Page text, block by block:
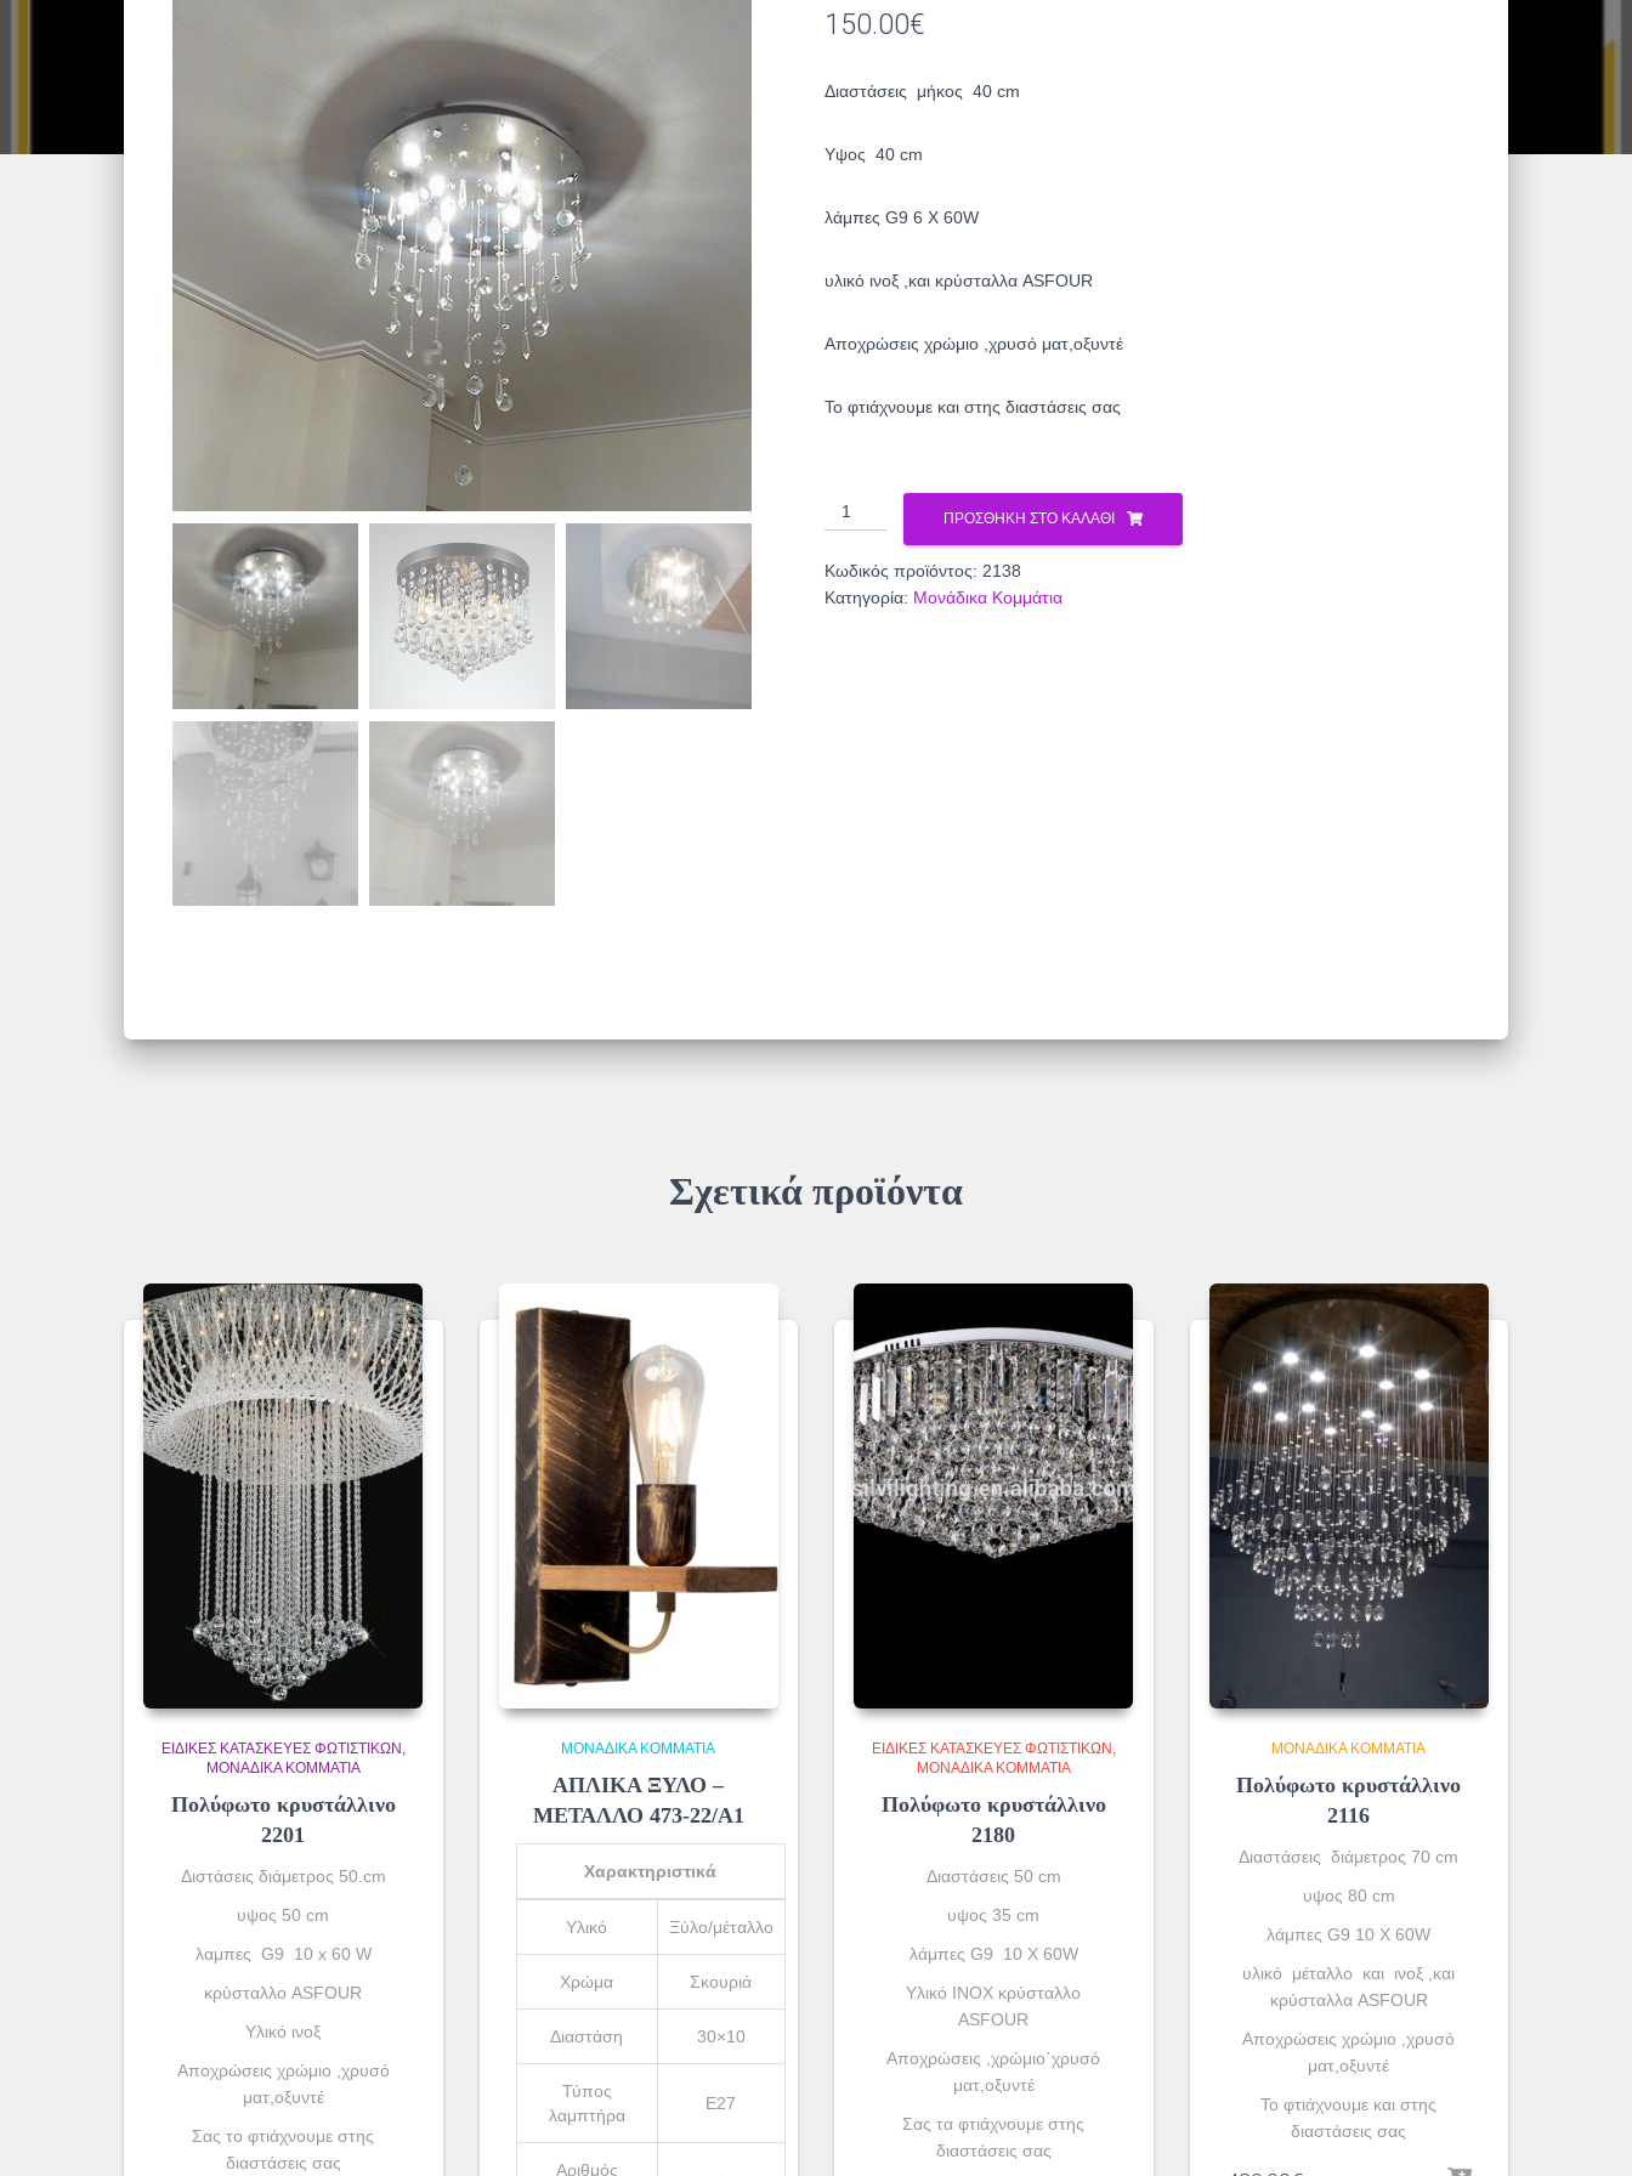
150.00€
Διαστάσεις μήκος 40 cm
Υψος 40 cm
λάμπες G9 6 X 60W
υλικό ινοξ ,και κρύσταλλα ASFOUR
Aποχρώσεις χρώμιο ,χρυσό ματ,οξυντέ
To φτιάχνουμε και στης διαστάσεις σας
Πολύφωτο
2138
ΠΡΟΣΘΉΚΗ ΣΤΟ ΚΑΛΆΘΙ
Κωδικός προϊόντος: 2138
Κατηγορία: Μονάδικα Κομμάτια
Σχετικά προϊόντα
ΕΙΔΙΚΈΣ ΚΑΤΑΣΚΕΥΈΣ ΦΩΤΙΣΤΙΚΏΝ
ΜΟΝΆΔΙΚΑ ΚΟΜΜΆΤΙΑ
Πολύφωτο κρυστάλλινο
2201
Διστάσεις διάμετρος 50.cm
υψος 50 cm
λαμπες G9 10 x 60 W
κρύσταλλο ASFOUR
Yλικό ινοξ
Αποχρώσεις χρώμιο ,χρυσό
ματ,οξυντέ
Σας το φτιάχνουμε στης
διαστάσεις σας
ΜΟΝΆΔΙΚΑ ΚΟΜΜΆΤΙΑ
ΑΠΛΙΚΑ ΞΥΛΟ –
ΜΕΤΑΛΛΟ 473-22/Α1
Χαρακτηριστικά
Υλικό Ξύλο/μέταλλο
Χρώμα Σκουριά
Διαστάση 30×10
Τύπος
λαμπτήρα
Ε27
Αριθμός
ΕΙΔΙΚΈΣ ΚΑΤΑΣΚΕΥΈΣ ΦΩΤΙΣΤΙΚΏΝ
ΜΟΝΆΔΙΚΑ ΚΟΜΜΆΤΙΑ
Πολύφωτο κρυστάλλινο
2180
Διαστάσεις 50 cm
υψος 35 cm
λάμπες G9 10 X 60W
Υλικό INOX κρύσταλλο
ASFOUR
Αποχρώσεις ,χρώμιο΄χρυσό
ματ,οξυντέ
Σας τα φτιάχνουμε στης
διαστάσεις σας
ΜΟΝΆΔΙΚΑ ΚΟΜΜΆΤΙΑ
Πολύφωτο κρυστάλλινο
2116
Διαστάσεις διάμετρος 70 cm
υψος 80 cm
λάμπες G9 10 X 60W
υλικό μέταλλο και ινοξ ,και
κρύσταλλα ASFOUR
Aποχρώσεις χρώμιο ,χρυσό
ματ,οξυντέ
To φτιάχνουμε και στης
διαστάσεις σας